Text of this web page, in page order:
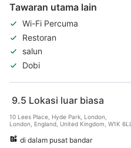
Tawaran utama lain
Wi-Fi Percuma
Restoran
salun
Dobi
9.5 Lokasi luar biasa
10 Lees Place, Hyde Park, London,
London, England, United Kingdom, W1K 6LL
di dalam pusat bandar